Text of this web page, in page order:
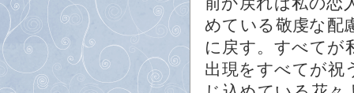
めている敬虔な配
に戻す。すべて
出現をすべてが